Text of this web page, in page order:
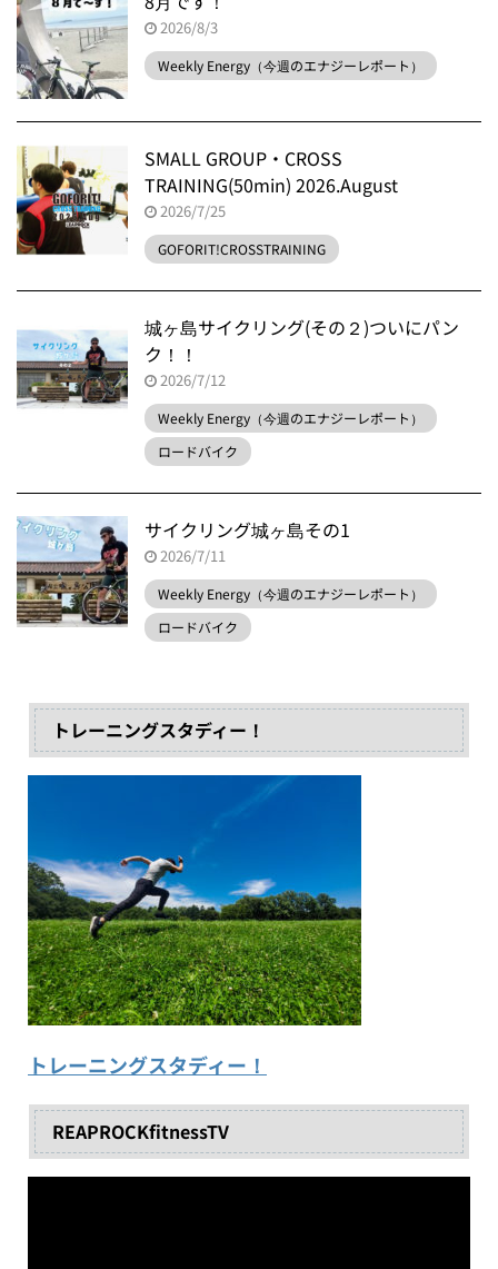
2026/8/3
Weekly Energy（今週のエナジーレポート）
SMALL GROUP・CROSS
TRAINING(50min) 2026.August
2026/7/25
GOFORIT!CROSSTRAINING
城ヶ島サイクリング(その２)ついにパン
ク！！
2026/7/12
Weekly Energy（今週のエナジーレポート）
ロードバイク
サイクリング城ヶ島その1
2026/7/11
Weekly Energy（今週のエナジーレポート）
ロードバイク
トレーニングスタディー！
トレーニングスタディー！
REAPROCKfitnessTV